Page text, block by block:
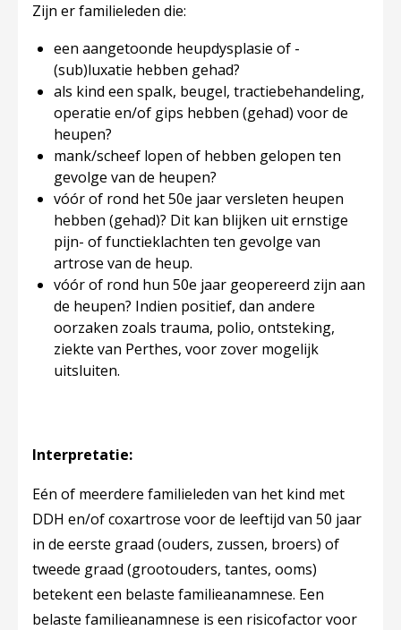
Zijn er familieleden die:
een aangetoonde heupdysplasie of -
(sub)luxatie hebben gehad?
als kind een spalk, beugel, tractiebehandeling,
operatie en/of gips hebben (gehad) voor de
heupen?
mank/scheef lopen of hebben gelopen ten
gevolge van de heupen?
vóór of rond het 50e jaar versleten heupen
hebben (gehad)? Dit kan blijken uit ernstige
pijn- of functieklachten ten gevolge van
artrose van de heup.
vóór of rond hun 50e jaar geopereerd zijn aan
de heupen? Indien positief, dan andere
oorzaken zoals trauma, polio, ontsteking,
ziekte van Perthes, voor zover mogelijk
uitsluiten.
Interpretatie:
Eén of meerdere familieleden van het kind met
DDH en/of coxartrose voor de leeftijd van 50 jaar
in de eerste graad (ouders, zussen, broers) of
tweede graad (grootouders, tantes, ooms)
betekent een belaste familieanamnese. Een
belaste familieanamnese is een risicofactor voor